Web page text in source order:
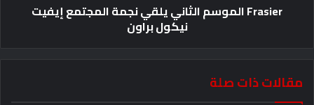
Frasier الموسم الثاني يلقي نجمة المجتمع إيفيت
نيكول براون
مقالات ذات صلة